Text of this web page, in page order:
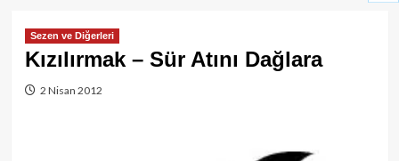
Sezen ve Diğerleri
Kızılırmak – Sür Atını Dağlara
2 Nisan 2012